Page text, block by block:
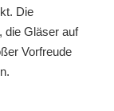
Die
die Gläser auf
Vorfreude